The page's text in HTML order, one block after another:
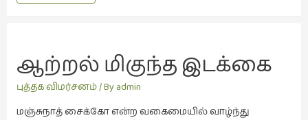
நாடகம்
–
ஆற்றல் மிகுந்த இடக்கை
புத்தக விமர்சனம்/ By admin
மஞ்சுநாத் சைக்கோ என்ற வகைமையில் வாழ்ந்து